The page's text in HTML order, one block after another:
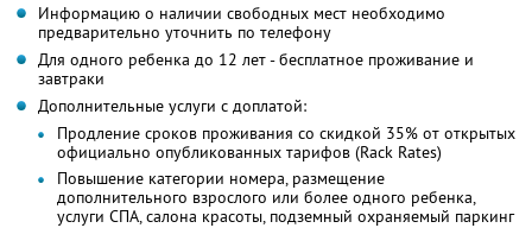
Информацию о наличии свободных мест необходимо
предварительно уточнить по телефону
Для одного ребенка до 12 лет - бесплатное проживание и
завтраки
Дополнительные услуги с доплатой:
Продление сроков проживания со скидкой 35% от открытых
официально опубликованных тарифов (Rack Rates)
Повышение категории номера, размещение
дополнительного взрослого или более одного ребенка,
услуги СПА, салона красоты, подземный охраняемый паркинг